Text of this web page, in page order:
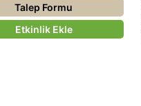
Talep Formu
Etkinlik Ekle